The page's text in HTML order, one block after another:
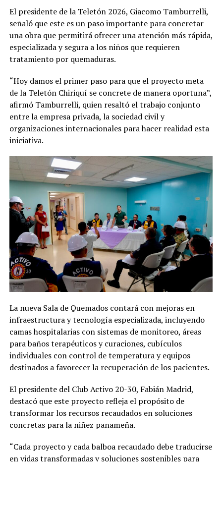
El presidente de la Teletón 2026, Giacomo Tamburrelli,
señaló que este es un paso importante para concretar
una obra que permitirá ofrecer una atención más rápida,
especializada y segura a los niños que requieren
tratamiento por quemaduras.
“Hoy damos el primer paso para que el proyecto meta
de la Teletón Chiriquí se concrete de manera oportuna”,
afirmó Tamburrelli, quien resaltó el trabajo conjunto
entre la empresa privada, la sociedad civil y
organizaciones internacionales para hacer realidad esta
iniciativa.
La nueva Sala de Quemados contará con mejoras en
infraestructura y tecnología especializada, incluyendo
camas hospitalarias con sistemas de monitoreo, áreas
para baños terapéuticos y curaciones, cubículos
individuales con control de temperatura y equipos
destinados a favorecer la recuperación de los pacientes.
El presidente del Club Activo 20-30, Fabián Madrid,
destacó que este proyecto refleja el propósito de
transformar los recursos recaudados en soluciones
concretas para la niñez panameña.
“Cada proyecto y cada balboa recaudado debe traducirse
en vidas transformadas y soluciones sostenibles para